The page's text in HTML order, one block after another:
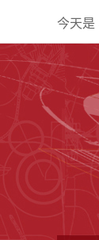
今天是